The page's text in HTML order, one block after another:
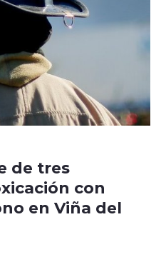
de tres
con
en Viña del